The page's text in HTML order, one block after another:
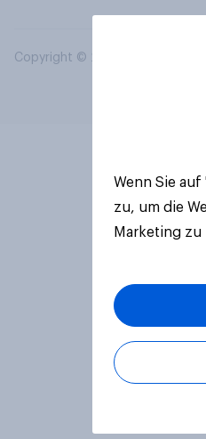
Copyright © 2026 YouGov PLC.
Wenn Sie
zu, um die
Marketing